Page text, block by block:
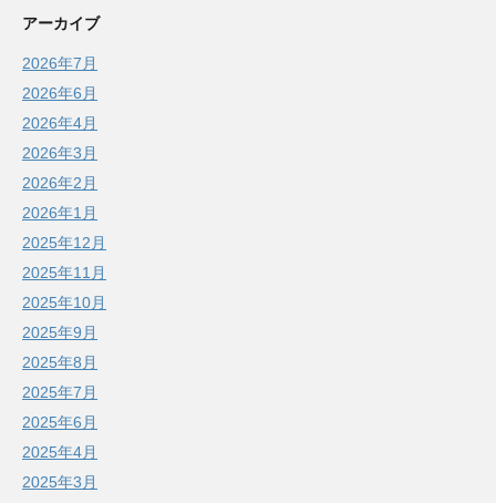
アーカイブ
2026年7月
2026年6月
2026年4月
2026年3月
2026年2月
2026年1月
2025年12月
2025年11月
2025年10月
2025年9月
2025年8月
2025年7月
2025年6月
2025年4月
2025年3月